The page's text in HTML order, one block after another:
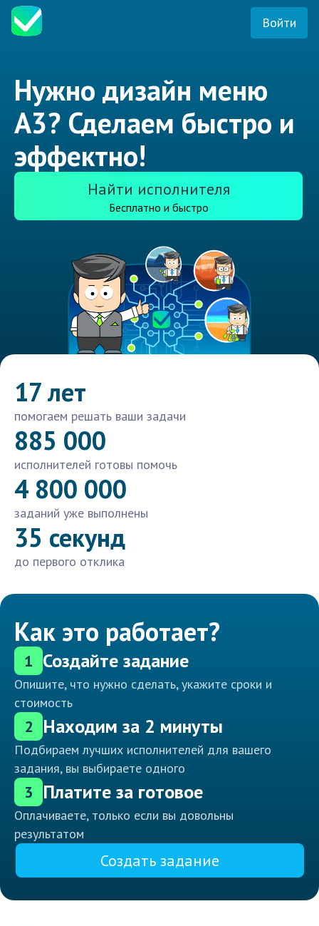
Войти
Нужно дизайн меню
А3? Сделаем быстро и
эффектно!
Найти исполнителя
Бесплатно и быстро
17 лет
помогаем решать ваши задачи
885 000
исполнителей готовы помочь
4 800 000
заданий уже выполнены
35 секунд
до первого отклика
Как это работает?
1 Создайте задание
Опишите, что нужно сделать, укажите сроки и
стоимость
2 Находим за 2 минуты
Подбираем лучших исполнителей для вашего
задания, вы выбираете одного
3 Платите за готовое
Оплачиваете, только если вы довольны
результатом
Создать задание